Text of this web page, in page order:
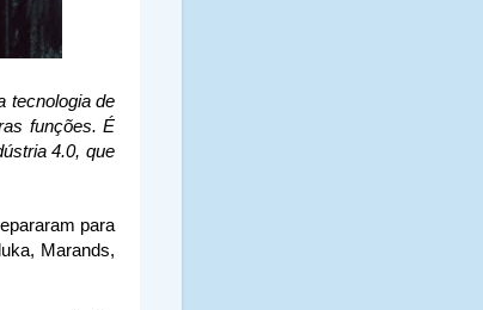
tecnologia de
funções. É
4.0, que
para
Marands,